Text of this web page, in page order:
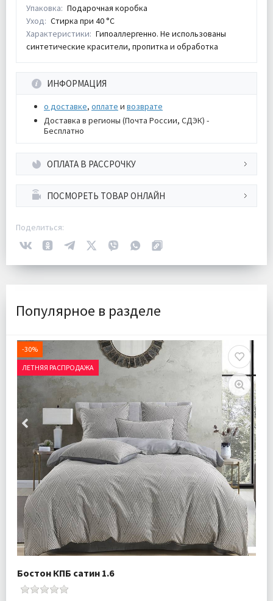
Упаковка: Подарочная коробка
Уход: Стирка при 40 °С
Характеристики: Гипоаллергенно. Не использованы
синтетические красители, пропитка и обработка
ИНФОРМАЦИЯ
о доставке, оплате и возврате
Доставка в регионы (Почта России, СДЭК) -
Бесплатно
ОПЛАТА В РАССРОЧКУ
ПОСМОРЕТЬ ТОВАР ОНЛАЙН
Поделиться:
Популярное в разделе
-30%
ЛЕТНЯЯ РАСПРОДАЖА
Бостон КПБ сатин 1.6